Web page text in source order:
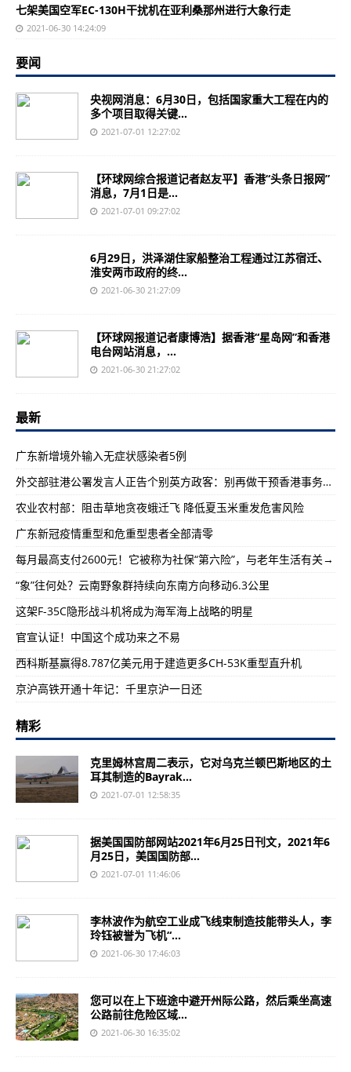
七架美国空军EC-130H干扰机在亚利桑那州进行大象行走
2021-06-30 14:24:09
要闻
央视网消息：6月30日，包括国家重大工程在内的
多个项目取得关键...
2021-07-01 12:27:02
【环球网综合报道记者赵友平】香港“头条日报网”
消息，7月1日是...
2021-07-01 09:27:02
6月29日，洪泽湖住家船整治工程通过江苏宿迁、
淮安两市政府的终...
2021-06-30 21:27:09
【环球网报道记者康博浩】据香港“星岛网”和香港
电台网站消息，...
2021-06-30 21:27:02
最新
广东新增境外输入无症状感染者5例
外交部驻港公署发言人正告个别英方政客：别再做干预香港事务的殖民旧梦了！
农业农村部：阻击草地贪夜蛾迁飞 降低夏玉米重发危害风险
广东新冠疫情重型和危重型患者全部清零
每月最高支付2600元！它被称为社保“第六险”，与老年生活有关→
“象”往何处？云南野象群持续向东南方向移动6.3公里
这架F-35C隐形战斗机将成为海军海上战略的明星
官宣认证！中国这个成功来之不易
西科斯基赢得8.787亿美元用于建造更多CH-53K重型直升机
京沪高铁开通十年记：千里京沪一日还
精彩
克里姆林宫周二表示，它对乌克兰顿巴斯地区的土
耳其制造的Bayrak...
2021-07-01 12:58:35
据美国国防部网站2021年6月25日刊文，2021年6
月25日，美国国防部...
2021-07-01 11:46:06
李林波作为航空工业成飞线束制造技能带头人，李
玲钰被誉为飞机“...
2021-06-30 17:46:03
您可以在上下班途中避开州际公路，然后乘坐高速
公路前往危险区域...
2021-06-30 16:35:02